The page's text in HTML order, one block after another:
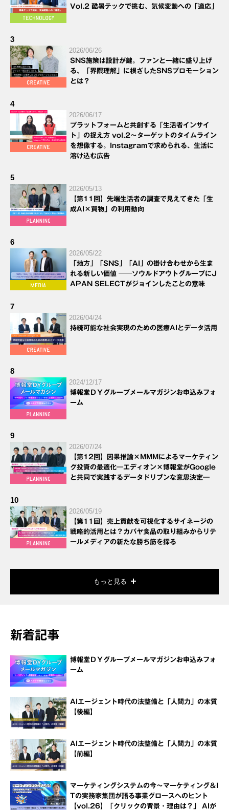
Vol.2 酷暑テックで挑む、気候変動への「適応」
3
2026/06/26
SNS施策は設計が鍵。ファンと一緒に盛り上げ
る、「界隈理解」に根ざしたSNSプロモーション
とは？
4
2026/06/17
プラットフォームと共創する「生活者インサイ
ト」の捉え方 vol.2～ターゲットのタイムライン
を想像する。Instagramで求められる、生活に
溶け込む広告
5
2026/05/13
【第11回】先端生活者の調査で見えてきた「生
成AI×買物」の利用動向
6
2026/05/22
「地方」「SNS」「AI」の掛け合わせから生ま
れる新しい価値 ──ソウルドアウトグループにJ
APAN SELECTがジョインしたことの意味
7
2026/04/24
持続可能な社会実現のための医療AIとデータ活用
8
2024/12/17
博報堂ＤＹグループメールマガジンお申込みフォ
ーム
9
2026/07/24
【第12回】因果推論×MMMによるマーケティン
グ投資の最適化―エディオン×博報堂がGoogle
と共同で実践するデータドリブンな意思決定―
10
2026/05/19
【第11回】売上貢献を可視化するサイネージの
戦略的活用とは？カバヤ食品の取り組みからリテ
ールメディアの新たな勝ち筋を探る
もっと見る
新着記事
博報堂ＤＹグループメールマガジンお申込みフォ
ーム
AIエージェント時代の法整備と「人間力」の本質
【後編】
AIエージェント時代の法整備と「人間力」の本質
【前編】
マーケティングシステムの今～マーケティング＆I
Tの実務家集団が語る事業グロースへのヒント
【vol.26】「クリックの背景・理由は？」 AIが